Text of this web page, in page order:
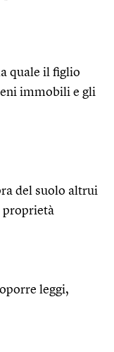
quale il figlio
immobili e gli
del suolo altrui
proprietà
leggi,